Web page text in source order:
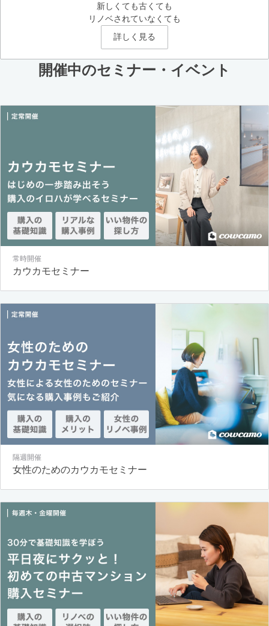
新しくても古くても
リノベされていなくても
詳しく見る
開催中のセミナー・イベント
常時開催
カウカモセミナー
隔週開催
女性のためのカウカモセミナー